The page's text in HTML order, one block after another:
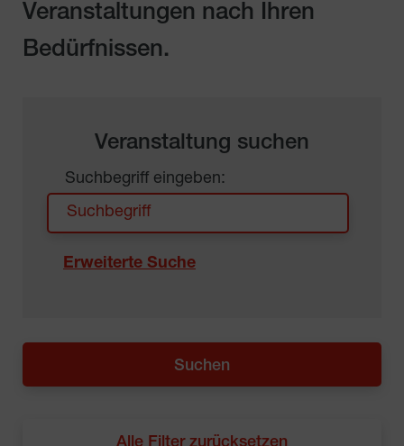
Veranstaltungen nach Ihren
Bedürfnissen.
Veranstaltung suchen
Suchbegriff eingeben:
Erweiterte Suche